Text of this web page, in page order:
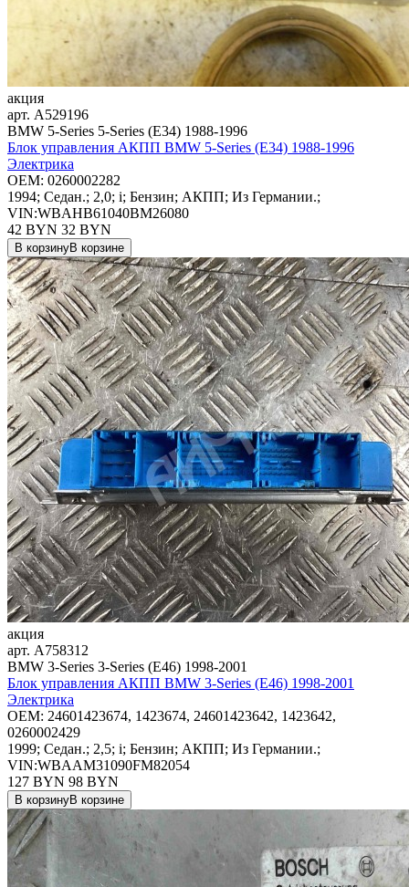
акция
арт. A529196
BMW 5-Series 5-Series (E34) 1988-1996
Блок управления АКПП BMW 5-Series (E34) 1988-1996
Электрика
OEM: 0260002282
1994; Седан.; 2,0; i; Бензин; АКПП; Из Германии.;
VIN:WBAHB61040BM26080
42 BYN 32 BYN
В корзинуВ корзине
акция
арт. A758312
BMW 3-Series 3-Series (E46) 1998-2001
Блок управления АКПП BMW 3-Series (E46) 1998-2001
Электрика
OEM: 24601423674, 1423674, 24601423642, 1423642,
0260002429
1999; Седан.; 2,5; i; Бензин; АКПП; Из Германии.;
VIN:WBAAM31090FM82054
127 BYN 98 BYN
В корзинуВ корзине